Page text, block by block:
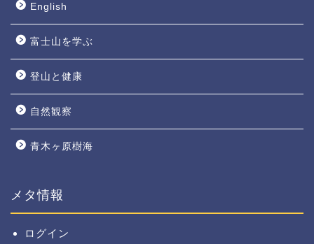
English
富士山を学ぶ
登山と健康
自然観察
青木ヶ原樹海
メタ情報
ログイン